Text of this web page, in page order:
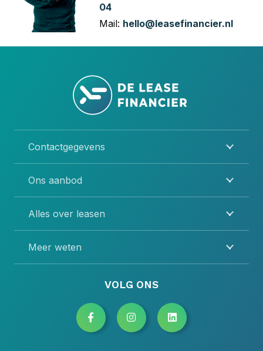
04
Mail: hello@leasefinancier.nl
Contactgegevens
Ons aanbod
Alles over leasen
Meer weten
VOLG ONS